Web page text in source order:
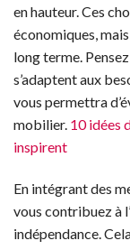
en hauteur. Ces
économiques,
long terme.
s’adaptent aux
vous permettra
mobilier. 10 idées
inspirent
En intégrant des
vous contribuez à
indépendance.